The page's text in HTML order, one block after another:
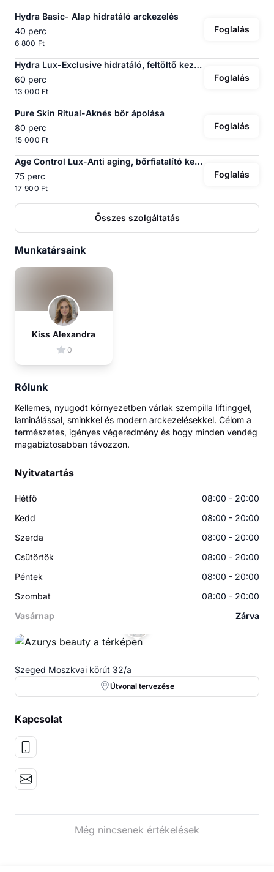
Hydra Basic- Alap hidratáló arckezelés
40 perc
6 800 Ft
Foglalás
Hydra Lux-Exclusive hidratáló, feltöltő kezelés
60 perc
13 000 Ft
Foglalás
Pure Skin Ritual-Aknés bőr ápolása
80 perc
15 000 Ft
Foglalás
Age Control Lux-Anti aging, bőrfiatalító kezelés
75 perc
17 900 Ft
Foglalás
Összes szolgáltatás
Munkatársaink
Kiss Alexandra
0
Rólunk
Kellemes, nyugodt környezetben várlak szempilla liftinggel,
laminálással, sminkkel és modern arckezelésekkel. Célom a
természetes, igényes végeredmény és hogy minden vendég
magabiztosabban távozzon.
Nyitvatartás
Hétfő
08:00 - 20:00
Kedd
08:00 - 20:00
Szerda
08:00 - 20:00
Csütörtök
08:00 - 20:00
Péntek
08:00 - 20:00
Szombat
08:00 - 20:00
Vasárnap
Zárva
Szeged Moszkvai körút 32/a
Útvonal tervezése
Kapcsolat
Még nincsenek értékelések